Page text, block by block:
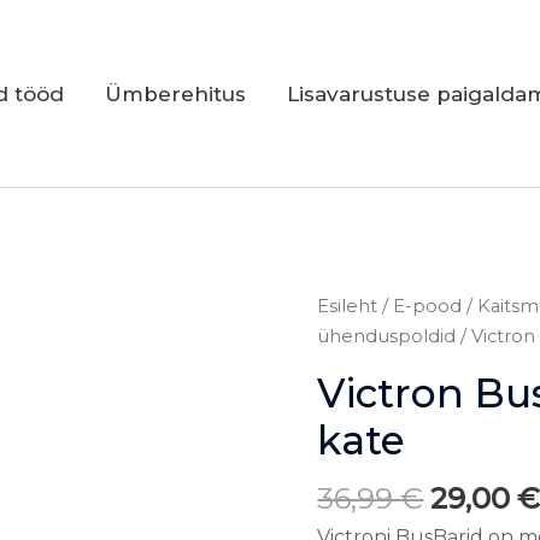
tööd Ümberehitus Lisavarustuse
Esileht / E-pood /
ühenduspoldid / Victron
Victron
kate
36,99€
Algne
hind
36,99
29,00€
Victron
BusBar
6P
+
kate
kogus